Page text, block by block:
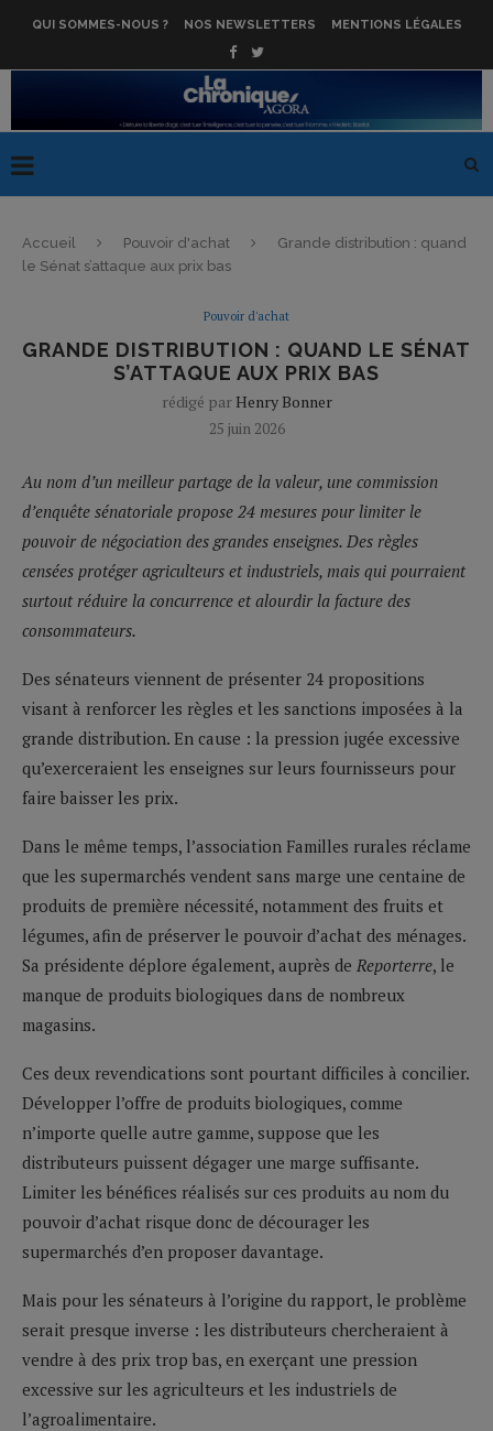
QUI SOMMES-NOUS ? NOS NEWSLETTERS MENTIONS LÉGALES
Accueil Pouvoir d'achat
Grande distribution : quand
le Sénat s’attaque aux prix bas
Pouvoir d'achat
GRANDE DISTRIBUTION : QUAND LE SÉNAT
S’ATTAQUE AUX PRIX BAS
rédigé par Henry Bonner
25 juin 2026
Au nom d’un meilleur partage de la valeur, une commission
d’enquête sénatoriale propose 24 mesures pour limiter le
pouvoir de négociation des grandes enseignes. Des règles
censées protéger agriculteurs et industriels, mais qui pourraient
surtout réduire la concurrence et alourdir la facture des
consommateurs.
Des sénateurs viennent de présenter 24 propositions
visant à renforcer les règles et les sanctions imposées à la
grande distribution. En cause : la pression jugée excessive
qu’exerceraient les enseignes sur leurs fournisseurs pour
faire baisser les prix.
Dans le même temps, l’association Familles rurales réclame
que les supermarchés vendent sans marge une centaine de
produits de première nécessité, notamment des fruits et
légumes, afin de préserver le pouvoir d’achat des ménages.
Sa présidente déplore également, auprès de Reporterre, le
manque de produits biologiques dans de nombreux
magasins.
Ces deux revendications sont pourtant difficiles à concilier.
Développer l’offre de produits biologiques, comme
n’importe quelle autre gamme, suppose que les
distributeurs puissent dégager une marge suffisante.
Limiter les bénéfices réalisés sur ces produits au nom du
pouvoir d’achat risque donc de décourager les
supermarchés d’en proposer davantage.
Mais pour les sénateurs à l’origine du rapport, le problème
serait presque inverse : les distributeurs chercheraient à
vendre à des prix trop bas, en exerçant une pression
excessive sur les agriculteurs et les industriels de
l’agroalimentaire.